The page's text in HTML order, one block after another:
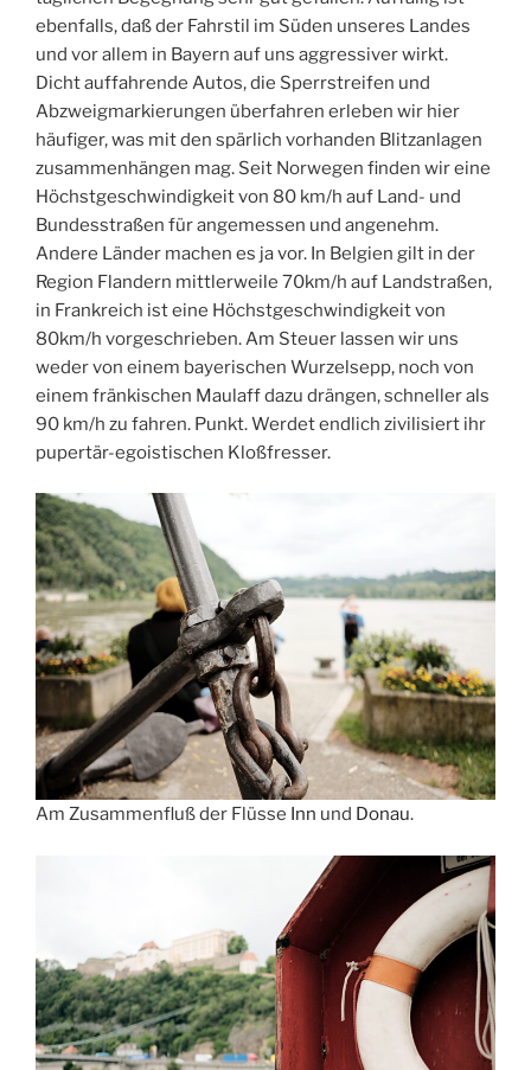
ebenfalls, daß der Fahrstil im Süden unseres Landes
und vor allem in Bayern auf uns aggressiver wirkt.
Dicht auffahrende Autos, die Sperrstreifen und
Abzweigmarkierungen überfahren erleben wir hier
häufiger, was mit den spärlich vorhanden Blitzanlagen
zusammenhängen mag. Seit Norwegen finden wir eine
Höchstgeschwindigkeit von 80 km/h auf Land- und
Bundesstraßen für angemessen und angenehm.
Andere Länder machen es ja vor. In Belgien gilt in der
Region Flandern mittlerweile 70km/h auf Landstraßen,
in Frankreich ist eine Höchstgeschwindigkeit von
80km/h vorgeschrieben. Am Steuer lassen wir uns
weder von einem bayerischen Wurzelsepp, noch von
einem fränkischen Maulaff dazu drängen, schneller als
90 km/h zu fahren. Punkt. Werdet endlich zivilisiert ihr
pupertär-egoistischen Kloßfresser.
Am Zusammenfluß der Flüsse Inn und Donau.